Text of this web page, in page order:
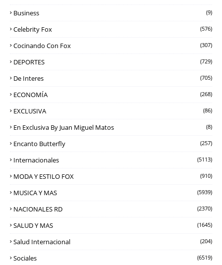
Business (9)
Celebrity Fox (576)
Cocinando Con Fox (307)
DEPORTES (729)
De Interes (705)
ECONOMÍA (268)
EXCLUSIVA (86)
En Exclusiva By Juan Miguel Matos (8)
Encanto Butterfly (257)
Internacionales (5113)
MODA Y ESTILO FOX (910)
MUSICA Y MAS (5939)
NACIONALES RD (2370)
SALUD Y MAS (1645)
Salud Internacional (204)
Sociales (6519)